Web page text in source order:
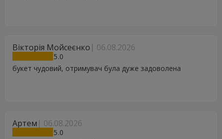
Вікторія Мойсеєнко 06.08.2026
5
букет чудовий, отримувач була дуже задоволена
Артем 06.08.2026
5